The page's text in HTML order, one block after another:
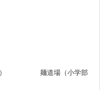
合） 麺道場（小学部